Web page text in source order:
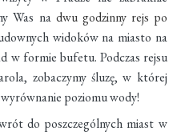
Was na dwu godzinny rejs po
widoków na miasto na
w formie bufetu. Podczas rejsu
zobaczymy śluzę, w której
wyrównanie poziomu wody!
do poszczególnych miast w